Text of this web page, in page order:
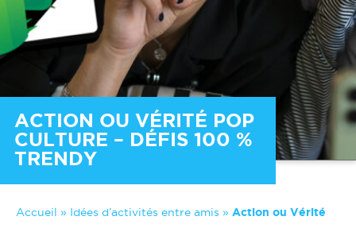
ACTION OU VÉRITÉ POP
CULTURE – DÉFIS 100 %
TRENDY
Accueil » Idées d’activités entre amis » Action ou Vérité